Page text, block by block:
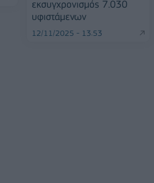
εκσυγχρονισμός 7.030
υφιστάμενων
12/11/2025 - 13:53